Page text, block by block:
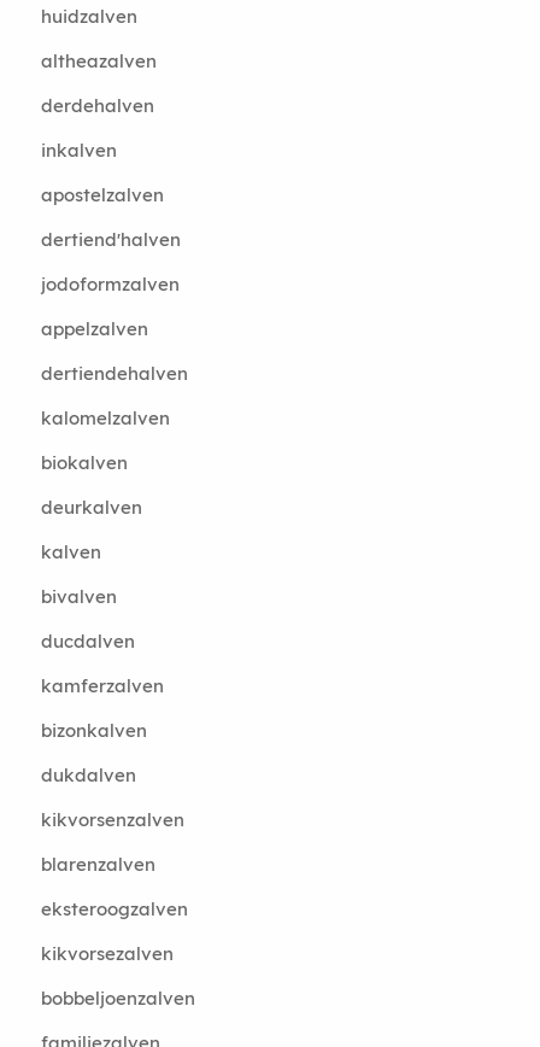
huidzalven
altheazalven
derdehalven
inkalven
apostelzalven
dertiend'halven
jodoformzalven
appelzalven
dertiendehalven
kalomelzalven
biokalven
deurkalven
kalven
bivalven
ducdalven
kamferzalven
bizonkalven
dukdalven
kikvorsenzalven
blarenzalven
eksteroogzalven
kikvorsezalven
bobbeljoenzalven